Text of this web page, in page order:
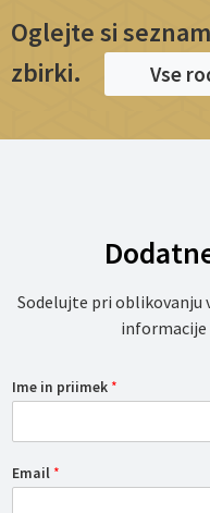
Oglejte si
zbirki.
Vse
Sodelujte pri oblikovanju
informacije
Ime in priimek *
Email *